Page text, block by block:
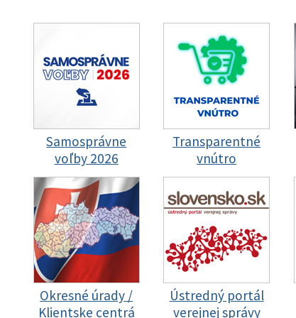
Samosprávne
voľby 2026
Transparentné
vnútro
Okresné úrady /
Klientske centrá
Ústredný portál
verejnej správy